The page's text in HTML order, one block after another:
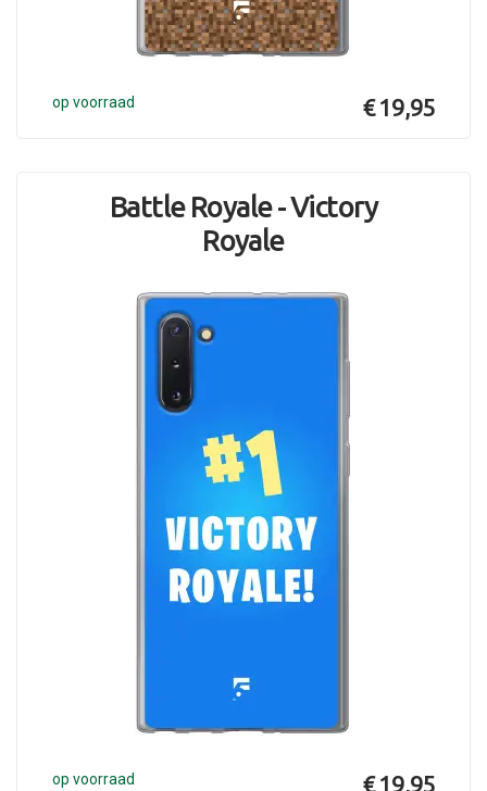
op voorraad € 19,95
Battle Royale - Victory
Royale
op voorraad € 19,95